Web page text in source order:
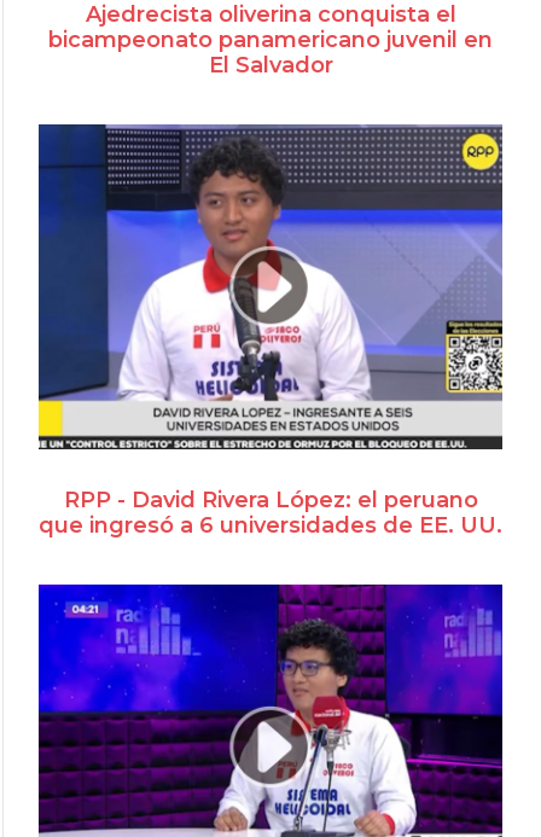
Ajedrecista oliverina conquista el
bicampeonato panamericano juvenil en
El Salvador
RPP - David Rivera López: el peruano
que ingresó a 6 universidades de EE. UU.